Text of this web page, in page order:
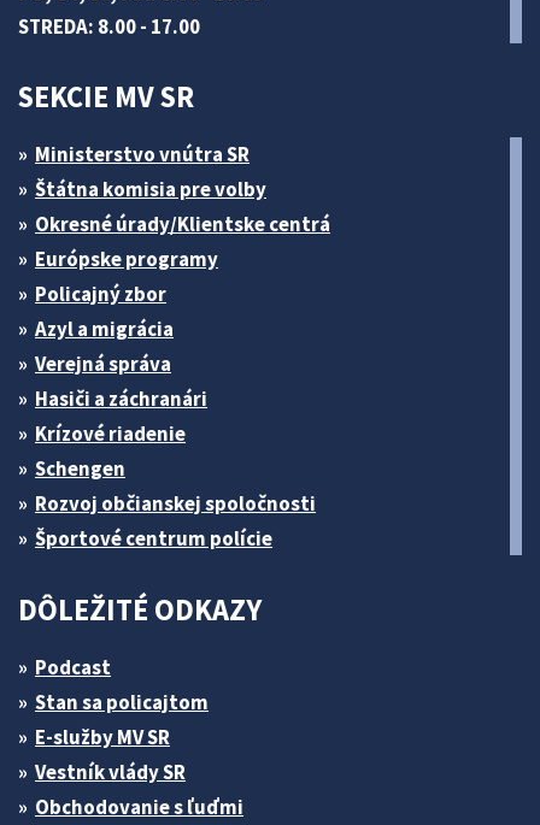
STREDA: 8.00 - 17.00
SEKCIE MV SR
Ministerstvo vnútra SR
Štátna komisia pre volby
Okresné úrady/Klientske centrá
Európske programy
Policajný zbor
Azyl a migrácia
Verejná správa
Hasiči a záchranári
Krízové riadenie
Schengen
Rozvoj občianskej spoločnosti
Športové centrum polície
DÔLEŽITÉ ODKAZY
Podcast
Stan sa policajtom
E-služby MV SR
Vestník vlády SR
Obchodovanie s ľuďmi